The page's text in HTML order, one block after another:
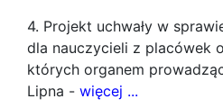
4. Projekt uchwały w
dla nauczycieli z placówek
których organem
Lipna - więcej ...